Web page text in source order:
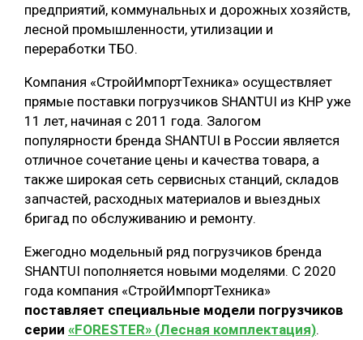
предприятий, коммунальных и дорожных хозяйств,
лесной промышленности, утилизации и
переработки ТБО.
Компания «СтройИмпортТехника» осуществляет
прямые поставки погрузчиков SHANTUI из КНР уже
11 лет, начиная с 2011 года. Залогом
популярности бренда SHANTUI в России является
отличное сочетание цены и качества товара, а
также широкая сеть сервисных станций, складов
запчастей, расходных материалов и выездных
бригад по обслуживанию и ремонту.
Ежегодно модельный ряд погрузчиков бренда
SHANTUI пополняется новыми моделями. С 2020
года компания «СтройИмпортТехника»
поставляет специальные модели погрузчиков
серии «FORESTER» (Лесная комплектация).